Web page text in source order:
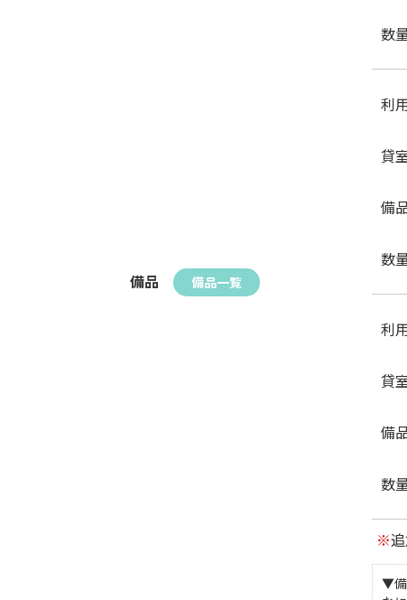
備品 備品一覧
数
利
貸
備
数
利
貸
備
数
※
▼備